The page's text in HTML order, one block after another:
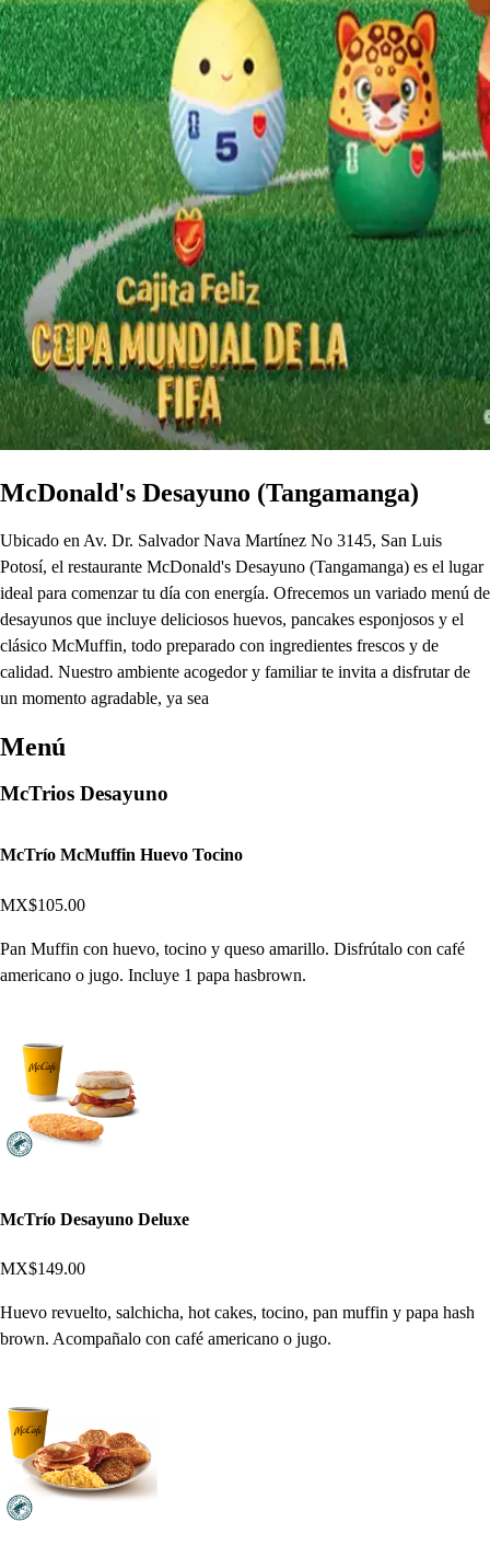
McDonald's Desayuno (Tangamanga)
Ubicado en Av. Dr. Salvador Nava Martínez No 3145, San Luis
Potosí, el restaurante McDonald's Desayuno (Tangamanga) es el lugar
ideal para comenzar tu día con energía. Ofrecemos un variado menú de
desayunos que incluye deliciosos huevos, pancakes esponjosos y el
clásico McMuffin, todo preparado con ingredientes frescos y de
calidad. Nuestro ambiente acogedor y familiar te invita a disfrutar de
un momento agradable, ya sea
Menú
McTrios Desayuno
McTrío McMuffin Huevo Tocino
MX$105.00
Pan Muffin con huevo, tocino y queso amarillo. Disfrútalo con café
americano o jugo. Incluye 1 papa hasbrown.
McTrío Desayuno Deluxe
MX$149.00
Huevo revuelto, salchicha, hot cakes, tocino, pan muffin y papa hash
brown. Acompañalo con café americano o jugo.